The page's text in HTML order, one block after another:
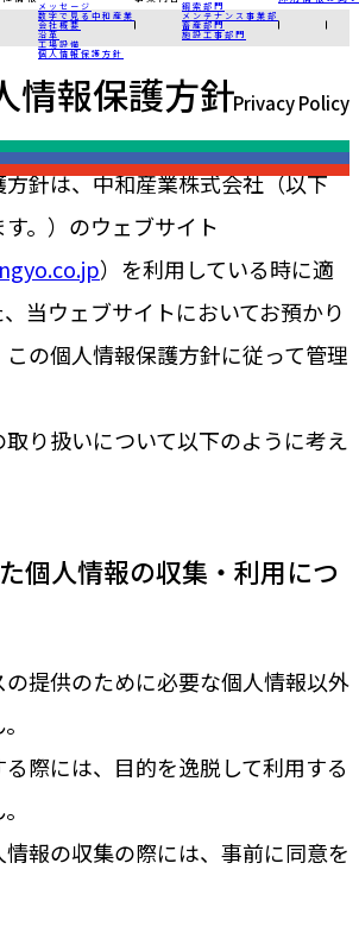
メッセージ
数字で見る中和産業
会社概要
沿革
工場設備
個人情報保護方針
鋼索部門
メンテナンス事業部
畜産部門
施設工事部門
情報保護方針Privacy Policy
針は、中和産業株式会社（以下
す。）のウェブサイト
）を利用している時に適
当ウェブサイトにおいてお預かり
この個人情報保護方針に従って管理
り扱いについて以下のように考え
個人情報の収集・利用につ
提供のために必要な個人情報以外
際には、目的を逸脱して利用する
報の収集の際には、事前に同意を